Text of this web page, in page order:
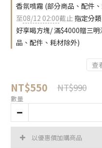
香氛噴霧 (部分商品、配件
至08/12 02:00截止 指定分
好享喝方塊/ 滿$4000贈三
品、配件、耗材除外)
查
NT$550 NT$990
數量
以優惠價加購商品